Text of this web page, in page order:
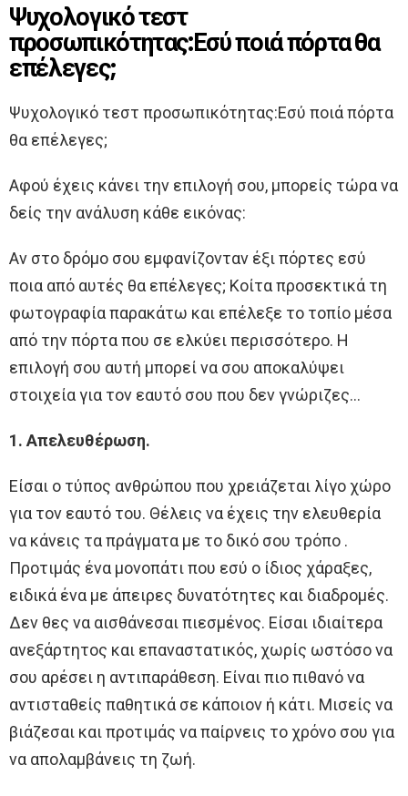
Ψυχολογικό τεστ
προσωπικότητας:Εσύ ποιά πόρτα θα
επέλεγες;
Ψυχολογικό τεστ προσωπικότητας:Εσύ ποιά πόρτα
θα επέλεγες;
Αφού έχεις κάνει την επιλογή σου, μπορείς τώρα να
δείς την ανάλυση κάθε εικόνας:
Αν στο δρόμο σου εμφανίζονταν έξι πόρτες εσύ
ποια από αυτές θα επέλεγες; Κοίτα προσεκτικά τη
φωτογραφία παρακάτω και επέλεξε το τοπίο μέσα
από την πόρτα που σε ελκύει περισσότερο. Η
επιλογή σου αυτή μπορεί να σου αποκαλύψει
στοιχεία για τον εαυτό σου που δεν γνώριζες…
1. Απελευθέρωση.
Είσαι ο τύπος ανθρώπου που χρειάζεται λίγο χώρο
για τον εαυτό του. Θέλεις να έχεις την ελευθερία
να κάνεις τα πράγματα με το δικό σου τρόπο .
Προτιμάς ένα μονοπάτι που εσύ ο ίδιος χάραξες,
ειδικά ένα με άπειρες δυνατότητες και διαδρομές.
Δεν θες να αισθάνεσαι πιεσμένος. Είσαι ιδιαίτερα
ανεξάρτητος και επαναστατικός, χωρίς ωστόσο να
σου αρέσει η αντιπαράθεση. Είναι πιο πιθανό να
αντισταθείς παθητικά σε κάποιον ή κάτι. Μισείς να
βιάζεσαι και προτιμάς να παίρνεις το χρόνο σου για
να απολαμβάνεις τη ζωή.